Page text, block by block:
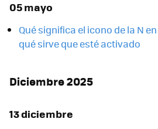
05 mayo
Qué significa el icono de la N
qué sirve que esté activado
Diciembre 2025
13 diciembre